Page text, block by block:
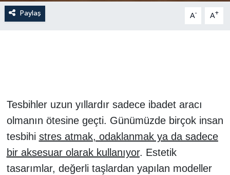
Paylaş A- A+
Tesbihler uzun yıllardır sadece ibadet aracı
olmanın ötesine geçti. Günümüzde birçok insan
tesbihi stres atmak, odaklanmak ya da sadece
bir aksesuar olarak kullanıyor. Estetik
tasarımlar, değerli taşlardan yapılan modeller
Video Galeri